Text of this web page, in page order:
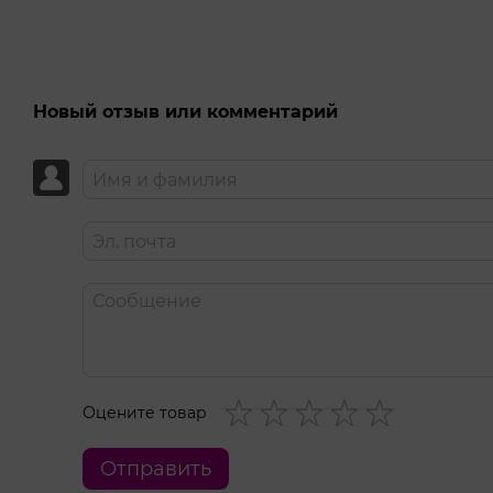
Новый отзыв или комментарий
Оцените товар
Отправить